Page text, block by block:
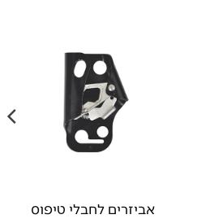
אביזרים לחבלי טיפוס